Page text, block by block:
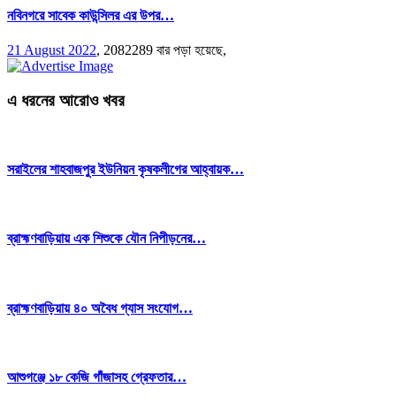
নবিনগরে সাবেক কাউন্সিলর এর উপর…
21 August 2022, 2082289 বার পড়া হয়েছে,
এ ধরনের আরোও খবর
সরাইলের শাহবাজপুর ইউনিয়ন কৃষকলীগের আহ্বায়ক…
ব্রাহ্মণবাড়িয়ায় এক শিশুকে যৌন নিপীড়নের…
ব্রাহ্মণবাড়িয়ায় ৪০ অবৈধ গ্যাস সংযোগ…
আশুগঞ্জে ১৮ কেজি গাঁজাসহ গ্রেফতার…